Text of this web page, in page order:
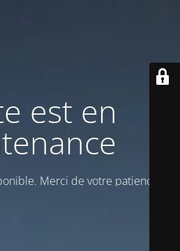
est en
Merci de votre patience !